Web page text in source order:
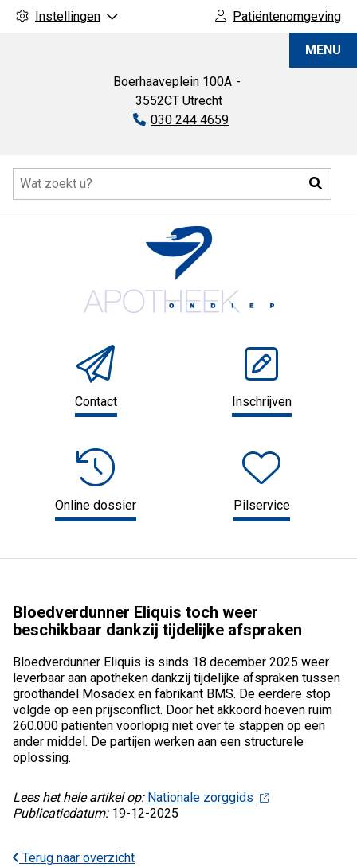
Instellingen Patiëntenomgeving
Boerhaaveplein 100A
3552CT Utrecht
Tel:
030 244 4659
MENU
Contact Inschrijven
Online dossier Pilservice
Bloedverdunner Eliquis toch weer
beschikbaar dankzij tijdelijke afspraken
Bloedverdunner Eliquis is sinds 18 december 2025 weer
leverbaar aan apotheken dankzij tijdelijke afspraken tussen
groothandel Mosadex en fabrikant BMS. De eerdere stop
volgde op een prijsconflict. Door het akkoord hoeven ruim
260.000 patiënten voorlopig niet over te stappen op een
ander middel. De partijen werken aan een structurele
oplossing.
Lees het hele artikel op: Nationale zorggids
Publicatiedatum: 19-12-2025
Terug naar overzicht